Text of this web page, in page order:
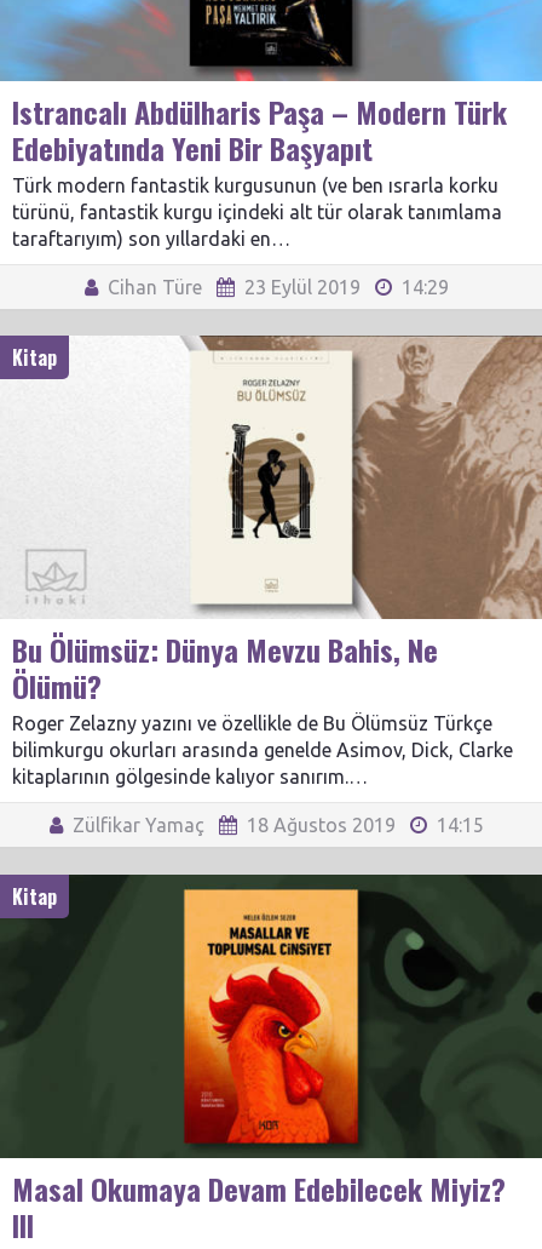
Istrancalı Abdülharis Paşa – Modern Türk
Edebiyatında Yeni Bir Başyapıt
Türk modern fantastik kurgusunun (ve ben ısrarla korku
türünü, fantastik kurgu içindeki alt tür olarak tanımlama
taraftarıyım) son yıllardaki en…
Cihan Türe 23 Eylül 2019 14:29
Kitap
Bu Ölümsüz: Dünya Mevzu Bahis, Ne
Ölümü?
Roger Zelazny yazını ve özellikle de Bu Ölümsüz Türkçe
bilimkurgu okurları arasında genelde Asimov, Dick, Clarke
kitaplarının gölgesinde kalıyor sanırım.…
Zülfikar Yamaç 18 Ağustos 2019 14:15
Kitap
Masal Okumaya Devam Edebilecek Miyiz?
III